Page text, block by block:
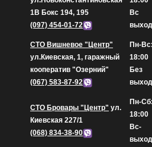
1В Бокс 194, 195
(097) 454-01-72
Вс
СТО Вишневое "Центр"
ул.Киевская, 1, гаражный
кооператив "Озерний"
(067) 583-87-92
Пн-
18:00
Без
СТО Бровары "Центр" ул.
Киевская 227/1
(068) 834-38-90
Пн-
18:00
Вс-